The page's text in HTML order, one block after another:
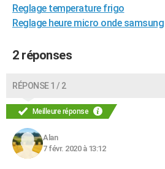
COPAINS D'AVANT
FORUM
Bricolage
Lifestyle
Culture
Sport
Auto
Television
Voyage
Cinema
Reglage temperature frigo
Reglage heure micro onde samsung
2 réponses
RÉPONSE 1 / 2
Meilleure réponse
Alan
7 févr. 2020 à 13:12